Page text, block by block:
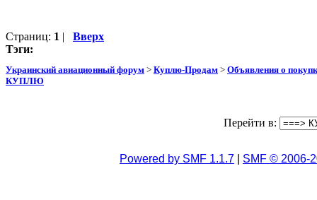
Страниц: 1 | Вверх
Тэги:
Украинский авиационный форум > Куплю-Продам > Объявления о
КУПЛЮ
Перейти в:
Powered by SMF 1.1.7 SMF © 2006-